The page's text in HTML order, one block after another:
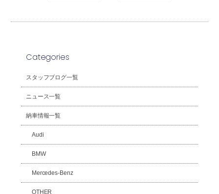
Categories
スタッフブログ一覧
ニュース一覧
納車情報一覧
Audi
BMW
Mercedes-Benz
OTHER